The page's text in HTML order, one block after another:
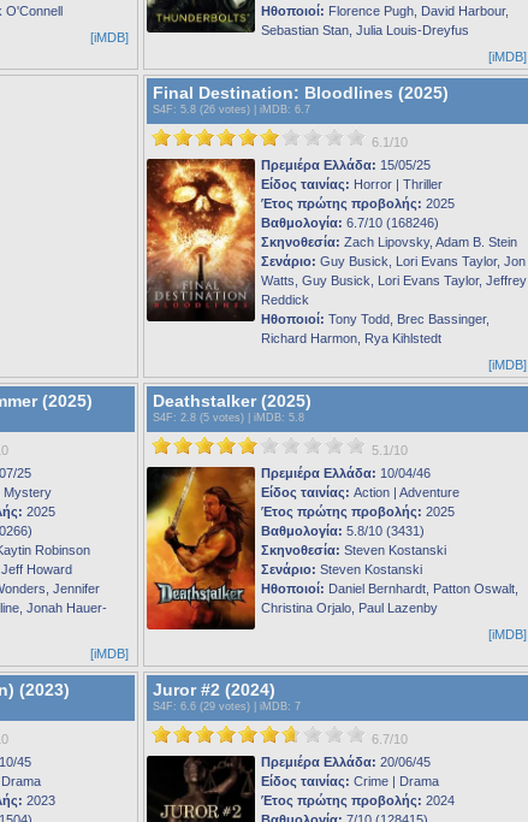
O'Connell
[iMDB]
Ηθοποιοί: Florence Pugh, David Harbour,
Sebastian Stan, Julia Louis-Dreyfus
[iMDB]
Final Destination: Bloodlines (2025)
S4F : 5.8 (26 votes) | iMDB: 6.7
6.1/10
Πρεμιέρα Ελλάδα: 15/05/25
Είδος ταινίας: Horror | Thriller
Έτος πρώτης προβολής: 2025
Βαθμολογία: 6.7/10 (168246)
Σκηνοθεσία: Zach Lipovsky, Adam B. Stein
Σενάριο: Guy Busick, Lori Evans Taylor, Jon
Watts, Guy Busick, Lori Evans Taylor, Jeffrey
Reddick
Ηθοποιοί: Tony Todd, Brec Bassinger,
Richard Harmon, Rya Kihlstedt
[iMDB]
(2025)
25
Mystery
2025
Robinson
Howard
Jennifer
Jonah Hauer-
[iMDB]
Deathstalker (2025)
S4F : 2.8 (5 votes) | iMDB: 5.8
5.1/10
Πρεμιέρα Ελλάδα: 10/04/46
Είδος ταινίας: Action | Adventure
Έτος πρώτης προβολής: 2025
Βαθμολογία: 5.8/10 (3431)
Σκηνοθεσία: Steven Kostanski
Σενάριο: Steven Kostanski
Ηθοποιοί: Daniel Bernhardt, Patton Oswalt,
Christina Orjalo, Paul Lazenby
[iMDB]
(2023)
45
2023
Juror #2 (2024)
S4F : 6.6 (29 votes) | iMDB: 7
6.7/10
Πρεμιέρα Ελλάδα: 20/06/45
Είδος ταινίας: Crime | Drama
Έτος πρώτης προβολής: 2024